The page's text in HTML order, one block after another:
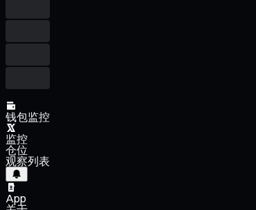
钱包监控
监控
仓位
观察列表
App